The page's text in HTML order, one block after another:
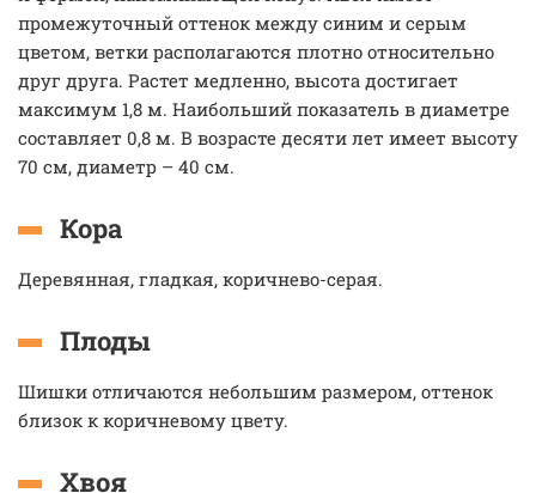
промежуточный оттенок между синим и серым
цветом, ветки располагаются плотно относительно
друг друга. Растет медленно, высота достигает
максимум 1,8 м. Наибольший показатель в диаметре
составляет 0,8 м. В возрасте десяти лет имеет высоту
70 см, диаметр – 40 см.
Кора
Деревянная, гладкая, коричнево-серая.
Плоды
Шишки отличаются небольшим размером, оттенок
близок к коричневому цвету.
Хвоя